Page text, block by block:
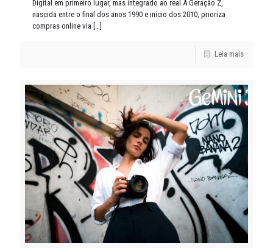
Digital em primeiro lugar, mas integrado ao real A Geração Z,
nascida entre o final dos anos 1990 e início dos 2010, prioriza
compras online via […]
Leia mais